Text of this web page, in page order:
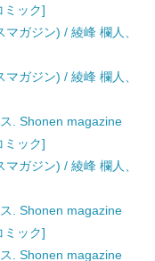
ミック]
ガジン) / 綾峰 欄人、
ガジン) / 綾峰 欄人、
. Shonen magazine
ミック]
ガジン) / 綾峰 欄人、
. Shonen magazine
ミック]
. Shonen magazine